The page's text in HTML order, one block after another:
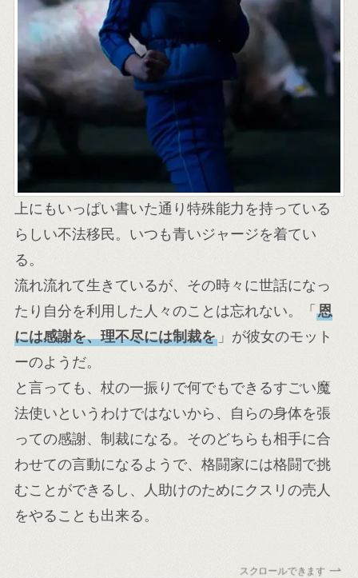
上にもいっぱい書いた通り特殊能力を持っている
らしい不法移民。いつも青いジャージを着てい
る。
流れ流れて生きているが、その時々に世話になっ
たり自分を利用した人々のことは忘れない。「 恩
には感謝を、理不尽には制裁を」が彼女のモット
ーのようだ。
と言っても、杖の一振りで何でもできるすごい魔
法使いというわけではないから、自らの身体を張
っての感謝、制裁になる。そのどちらも相手に合
わせての言動になるようで、格闘家には格闘で挑
むことができるし、人助けのためにクスリの売人
をやることも出来る。
スクロールできます